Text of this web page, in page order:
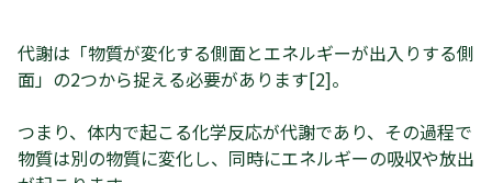
代謝は「物質が変化する側面とエネルギーが出入りする側
面」の2つから捉える必要があります[2]。
つまり、体内で起こる化学反応が代謝であり、その過程で
物質は別の物質に変化し、同時にエネルギーの吸収や放出